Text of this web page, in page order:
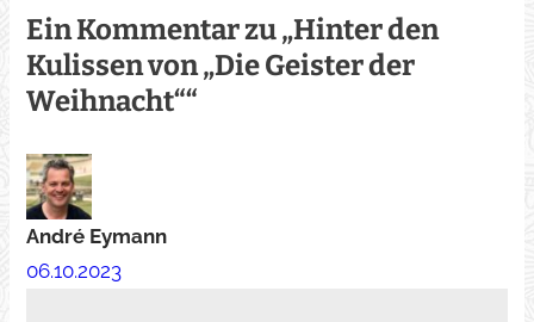
Ein Kommentar zu „Hinter den
Kulissen von „Die Geister der
Weihnacht““
André Eymann
06.10.2023